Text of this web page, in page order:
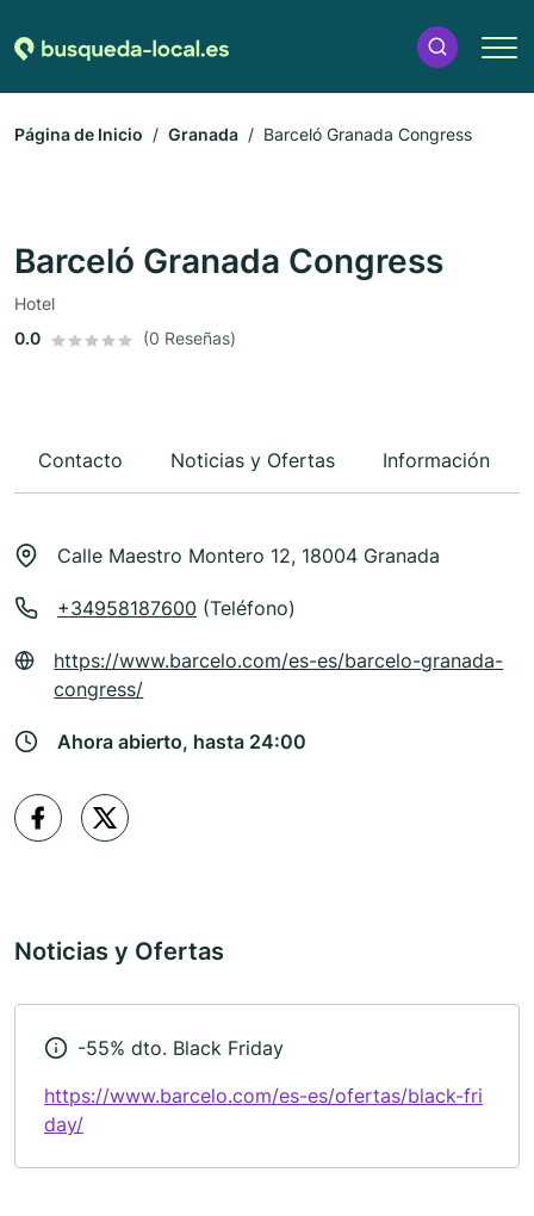
Página de Inicio Granada Barceló Granada Congress
Barceló Granada Congress
Hotel
0.0
(0 Reseñas)
Contacto Noticias y Ofertas Información
Calle Maestro Montero 12, 18004 Granada
+34958187600 (Teléfono)
https://www.barcelo.com/es-es/barcelo-granada-
congress/
Ahora abierto, hasta 24:00
Noticias y Ofertas
-55% dto. Black Friday
https://www.barcelo.com/es-es/ofertas/black-fri
day/